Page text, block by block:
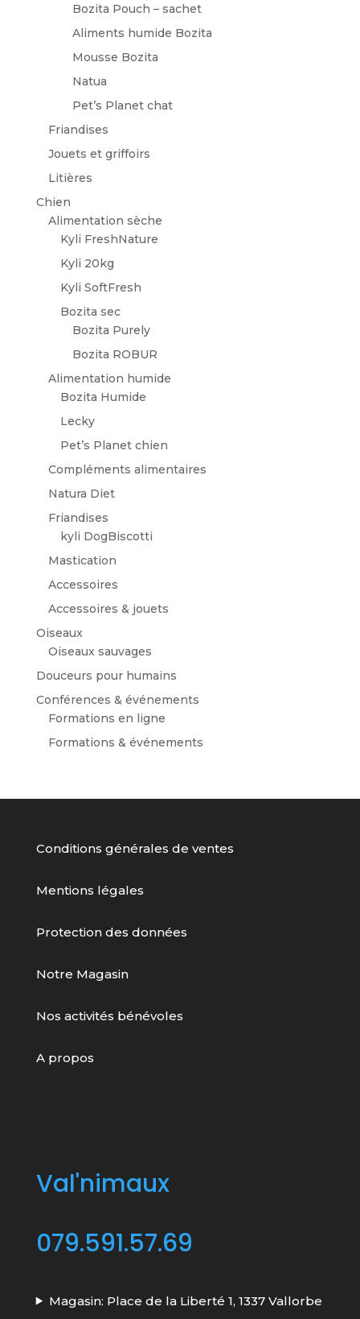
Bozita Pouch – sachet
Aliments humide Bozita
Mousse Bozita
Natua
Pet’s Planet chat
Friandises
Jouets et griffoirs
Litières
Chien
Alimentation sèche
Kyli FreshNature
Kyli 20kg
Kyli SoftFresh
Bozita sec
Bozita Purely
Bozita ROBUR
Alimentation humide
Bozita Humide
Lecky
Pet’s Planet chien
Compléments alimentaires
Natura Diet
Friandises
kyli DogBiscotti
Mastication
Accessoires
Accessoires & jouets
Oiseaux
Oiseaux sauvages
Douceurs pour humains
Conférences & événements
Formations en ligne
Formations & événements
Conditions générales de ventes
Mentions légales
Protection des données
Notre Magasin
Nos activités bénévoles
A propos
Val'nimaux
079.591.57.69
Magasin: Place de la Liberté 1, 1337 Vallorbe